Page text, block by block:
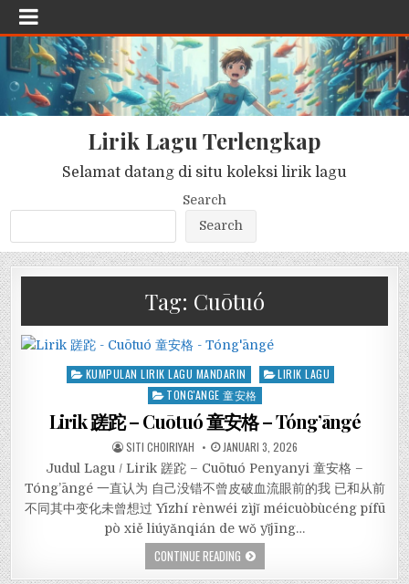
Lirik Lagu Terlengkap
Selamat datang di situ koleksi lirik lagu
Search
Search
Tag: Cuōtuó
Posted
KUMPULAN LIRIK LAGU MANDARIN
LIRIK LAGU
TONG'ANGE 童安格
Lirik 蹉跎 – Cuōtuó 童安格 – Tóng’āngé
SITI CHOIRIYAH JANUARI 3, 2026
Judul Lagu / Lirik 蹉跎 – Cuōtuó Penyanyi 童安格 –
Tóng’āngé 一直认为 自己没错不曾皮破血流眼前的我 已和从前
不同其中变化未曾想过 Yīzhí rènwéi zìjǐ méicuòbùcéng pífū
pò xiě liúyǎnqián de wǒ yǐjīng…
CONTINUE READING